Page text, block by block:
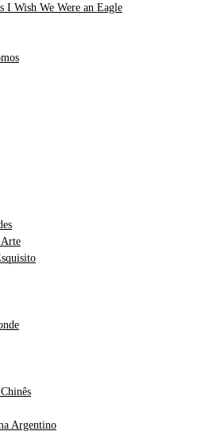
I Wish We Were an Eagle
Arte
Argentino